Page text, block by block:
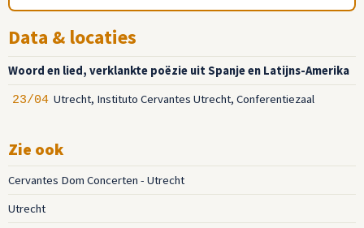
Data & locaties
Woord en lied, verklankte poëzie uit Spanje en Latijns-Amerika
23/04 Utrecht, Instituto Cervantes Utrecht, Conferentiezaal
Zie ook
Cervantes Dom Concerten - Utrecht
Utrecht